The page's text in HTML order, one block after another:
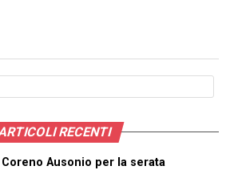
RECENTI
Ausonio per la serata